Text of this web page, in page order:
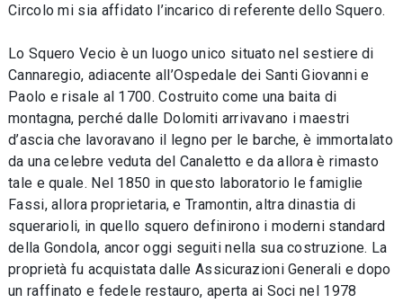
Circolo mi sia affidato l’incarico di referente dello Squero.
Lo Squero Vecio è un luogo unico situato nel sestiere di
Cannaregio, adiacente all’Ospedale dei Santi Giovanni e
Paolo e risale al 1700. Costruito come una baita di
montagna, perché dalle Dolomiti arrivavano i maestri
d’ascia che lavoravano il legno per le barche, è immortalato
da una celebre veduta del Canaletto e da allora è rimasto
tale e quale. Nel 1850 in questo laboratorio le famiglie
Fassi, allora proprietaria, e Tramontin, altra dinastia di
squerarioli, in quello squero definirono i moderni standard
della Gondola, ancor oggi seguiti nella sua costruzione. La
proprietà fu acquistata dalle Assicurazioni Generali e dopo
un raffinato e fedele restauro, aperta ai Soci nel 1978